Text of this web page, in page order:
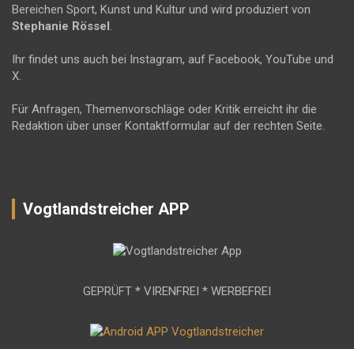
Bereichen Sport, Kunst und Kultur und wird produziert von
Stephanie Rössel .
Ihr findet uns auch bei Instagram, auf Facebook, YouTube und
X.
Für Anfragen, Themenvorschläge oder Kritik erreicht ihr die
Redaktion über unser Kontaktformular auf der rechten Seite.
Vogtlandstreicher APP
GEPRÜFT * VIRENFREI * WERBEFREI